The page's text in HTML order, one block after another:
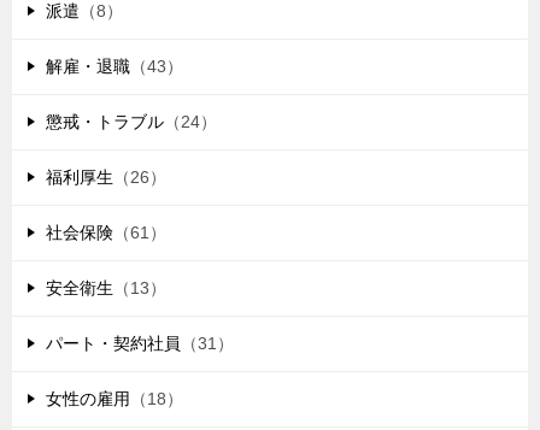
派遣 （8）
解雇・退職 （43）
懲戒・トラブル （24）
福利厚生 （26）
社会保険 （61）
安全衛生 （13）
パート・契約社員 （31）
女性の雇用 （18）